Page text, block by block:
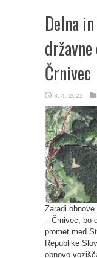
Delna
Črnivec
8. 4. 2022
Zaradi
– Črnivec, bo
promet med
Republike
obnovo